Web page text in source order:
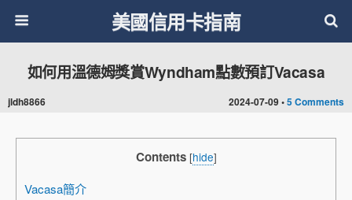
美國信用卡指南
2024-07-09 •5 Comments
如何用溫德姆獎賞Wyndham點數預訂Vacasa
jldh8866
Contents [hide]
Vacasa簡介